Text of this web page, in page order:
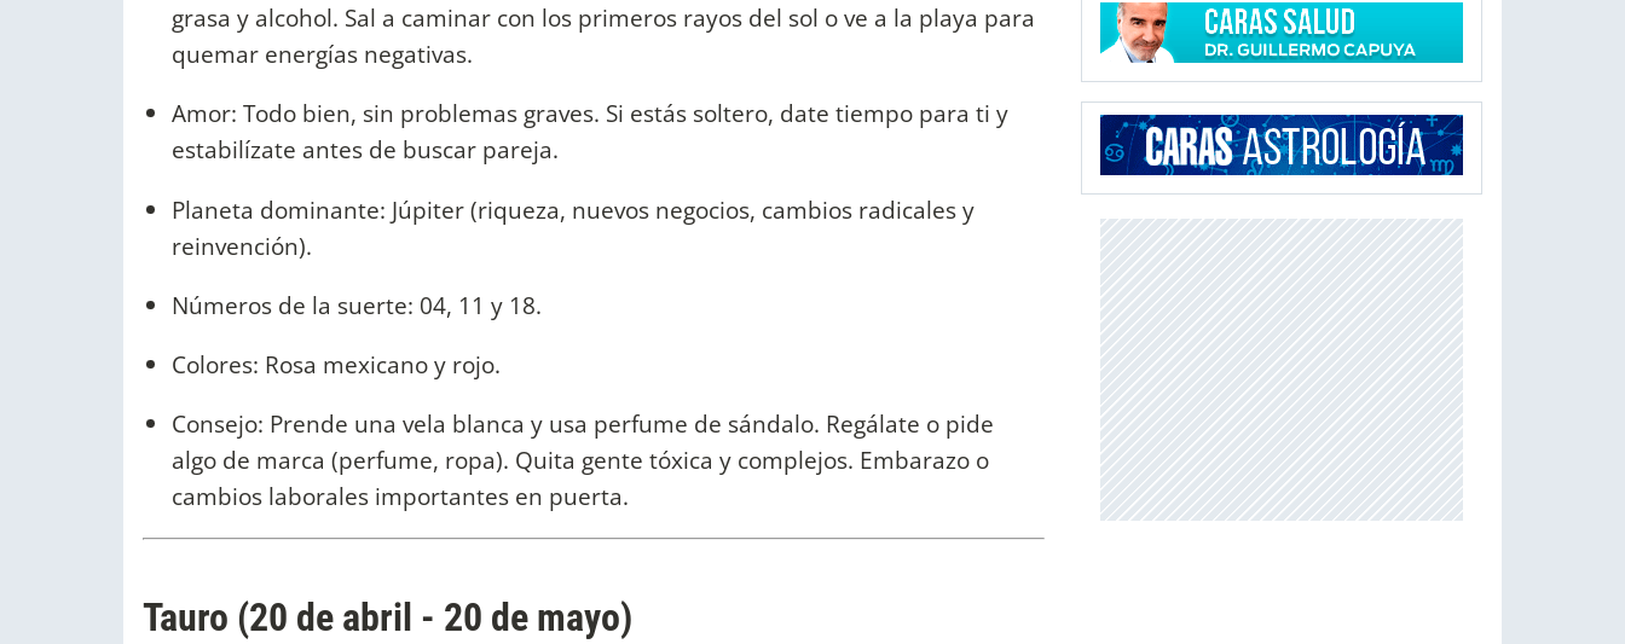
grasa y alcohol. Sal a caminar con los primeros rayos del sol o ve a la playa para
quemar energías negativas.
Amor: Todo bien, sin problemas graves. Si estás soltero, date tiempo para ti y
estabilízate antes de buscar pareja.
Planeta dominante: Júpiter (riqueza, nuevos negocios, cambios radicales y
reinvención).
Números de la suerte: 04, 11 y 18.
Colores: Rosa mexicano y rojo.
Consejo: Prende una vela blanca y usa perfume de sándalo. Regálate o pide
algo de marca (perfume, ropa). Quita gente tóxica y complejos. Embarazo o
cambios laborales importantes en puerta.
Tauro (20 de abril - 20 de mayo)